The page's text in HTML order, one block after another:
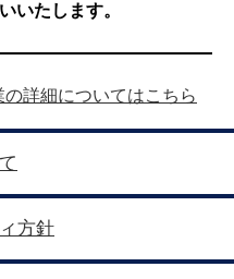
いたします。
詳細についてはこちら
方針